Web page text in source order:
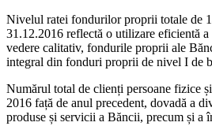
Nivelul ratei fondurilor proprii totale de
31.12.2016 reflectă o utilizare eficientă
vedere calitativ, fondurile proprii ale
integral din fonduri proprii de nivel I de
Numărul total de clienți persoane fizice
2016 față de anul precedent, dovadă a
produse și servicii a Băncii, precum și a